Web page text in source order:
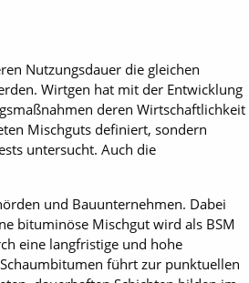
Nutzungsdauer die gleichen
Wirtgen hat mit der Entwicklung
deren Wirtschaftlichkeit
Mischguts definiert, sondern
untersucht. Auch die
und Bauunternehmen. Dabei
bituminöse Mischgut wird als BSM
eine langfristige und hohe
führt zur punktuellen